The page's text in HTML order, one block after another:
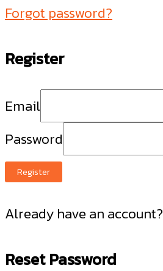
Forgot password?
Register
Email
Password
Register
Already have an account?
Reset Password